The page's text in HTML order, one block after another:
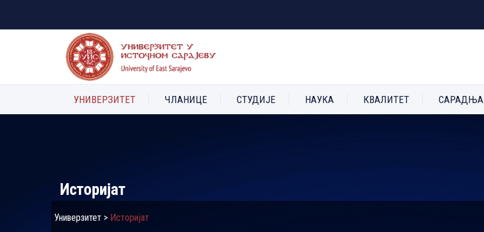
УНИВЕРЗИТЕТ ЧЛАНИЦЕ СТУДИЈЕ НАУКА КВАЛИТЕТ САРАДЊА
Историјат
Универзитет > Историјат